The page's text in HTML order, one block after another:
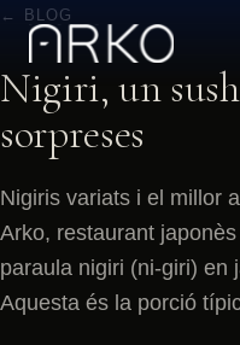
← BLOG
Nigiri, un
sorpreses
Nigiris variats i el millor
Arko, restaurant
paraula nigiri (ni-giri) en
Aquesta és la porció